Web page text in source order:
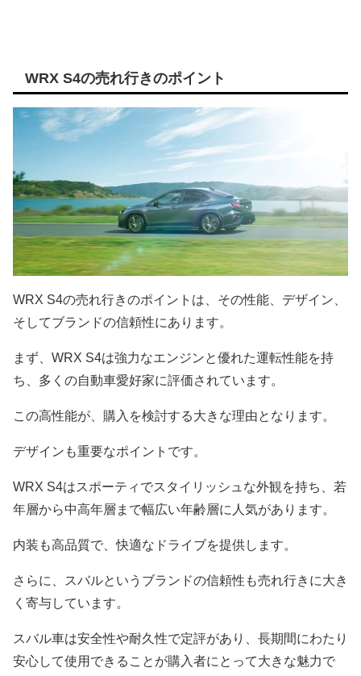
WRX S4の売れ行きのポイント
WRX S4の売れ行きのポイントは、その性能、デザイン、
そしてブランドの信頼性にあります。
まず、WRX S4は強力なエンジンと優れた運転性能を持
ち、多くの自動車愛好家に評価されています。
この高性能が、購入を検討する大きな理由となります。
デザインも重要なポイントです。
WRX S4はスポーティでスタイリッシュな外観を持ち、若
年層から中高年層まで幅広い年齢層に人気があります。
内装も高品質で、快適なドライブを提供します。
さらに、スバルというブランドの信頼性も売れ行きに大き
く寄与しています。
スバル車は安全性や耐久性で定評があり、長期間にわたり
安心して使用できることが購入者にとって大きな魅力で